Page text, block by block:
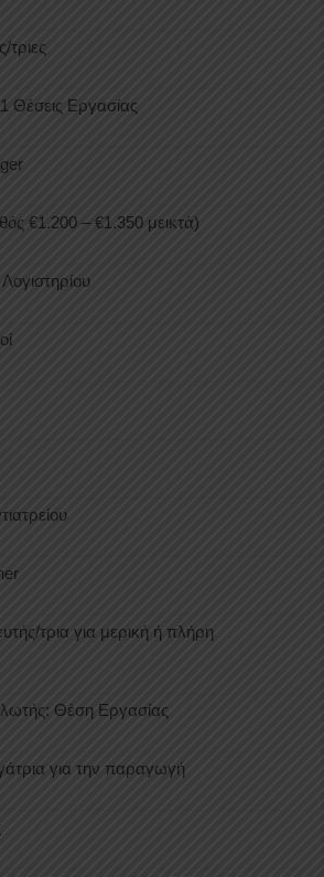
τριες
Θέσεις Εργασίας
€1.200 – €1.350 μεικτά)
τρια για μερική ή πλήρη
Θέση Εργασίας
για την παραγωγή